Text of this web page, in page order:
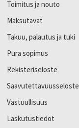
Toimitus ja nouto
Maksutavat
Takuu, palautus ja tuki
Pura sopimus
Rekisteriseloste
Saavutettavuusseloste
Vastuullisuus
Laskutustiedot